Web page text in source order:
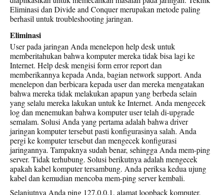
Eliminasi dan Divide and Conquer merupakan metode paling
berhasil untuk troubleshooting jaringan.
Eliminasi
User pada jaringan Anda menelepon help desk untuk
memberitahukan bahwa komputer mereka tidak bisa lagi ke
Internet. Help desk mengisi form error report dan
memberikannya kepada Anda, bagian network support. Anda
menelepon dan berbicara kepada user dan mereka mengatakan
bahwa mereka tidak melakukan apapun yang berbeda selain
yang selalu mereka lakukan untuk ke Internet. Anda mengecek
log dan menemukan bahwa komputer user telah di-upgrade
semalam. Solusi Anda yang pertama adalah bahwa driver
jaringan komputer tersebut pasti konfigurasinya salah. Anda
pergi ke komputer tersebut dan mengecek konfigurasi
jaringannya. Tampaknya sudah benar, sehingga Anda mem-ping
server. Tidak terhubung. Solusi berikutnya adalah mengecek
apakah kabel komputer tersambung. Anda periksa kedua ujung
kabel dan kemudian mencoba mem-ping server kembali.
Selanjutnya Anda ping 127.0.0.1, alamat loopback komputer.